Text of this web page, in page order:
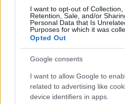
I want to opt-out of Collection,
Retention, Sale, and/or
Personal Data that Is
Purposes for which it was
Opted Out
Google consents
I want to allow Google to
related to advertising like
device identifiers in apps.
Pierīgānotikusi smaga
avārija – viens no
Atcelt